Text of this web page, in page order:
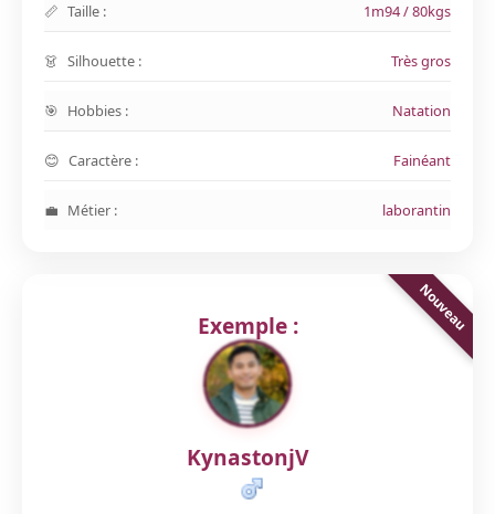
Taille : 1m94 / 80kgs
Silhouette : Très gros
Hobbies : Natation
Caractère : Fainéant
Métier : laborantin
Exemple :
KynastonjV